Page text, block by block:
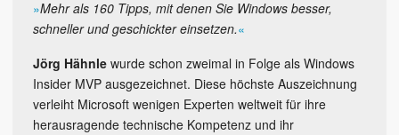
»Mehr als 160 Tipps, mit denen Sie Windows besser,
schneller und geschickter einsetzen.«
Jörg Hähnle wurde schon zweimal in Folge als Windows
Insider MVP ausgezeichnet. Diese höchste Auszeichnung
verleiht Microsoft wenigen Experten weltweit für ihre
herausragende technische Kompetenz und ihr